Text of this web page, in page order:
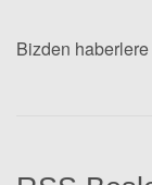
Bizden